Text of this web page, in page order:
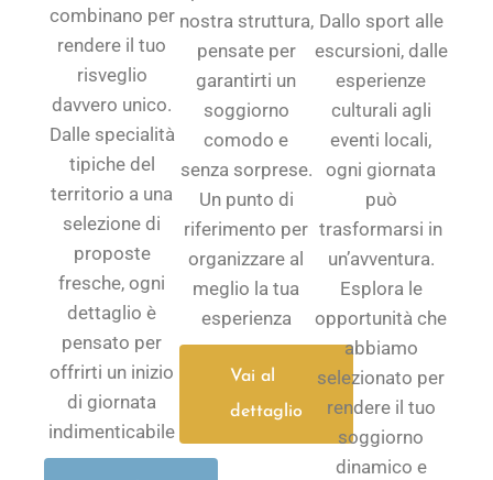
combinano per
rendere il tuo
risveglio
davvero unico.
Dalle specialità
tipiche del
territorio a una
selezione di
proposte
fresche, ogni
dettaglio è
pensato per
offrirti un inizio
di giornata
indimenticabile
nostra struttura,
pensate per
garantirti un
soggiorno
comodo e
senza sorprese.
Un punto di
riferimento per
organizzare al
meglio la tua
esperienza
Vai al
dettaglio
Dallo sport alle
escursioni, dalle
esperienze
culturali agli
eventi locali,
ogni giornata
può
trasformarsi in
un’avventura.
Esplora le
opportunità che
abbiamo
selezionato per
rendere il tuo
soggiorno
dinamico e